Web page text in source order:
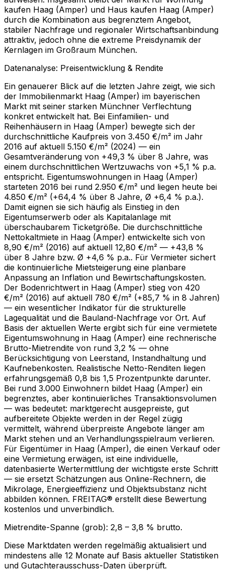
kaufen Haag (Amper) und Haus kaufen Haag (Amper)
durch die Kombination aus begrenztem Angebot,
stabiler Nachfrage und regionaler Wirtschaftsanbindung
attraktiv, jedoch ohne die extreme Preisdynamik der
Kernlagen im Großraum München.
Datenanalyse: Preisentwicklung & Rendite
Ein genauerer Blick auf die letzten Jahre zeigt, wie sich
der Immobilienmarkt Haag (Amper) im bayerischen
Markt mit seiner starken Münchner Verflechtung
konkret entwickelt hat. Bei Einfamilien- und
Reihenhäusern in Haag (Amper) bewegte sich der
durchschnittliche Kaufpreis von 3.450 €/m² im Jahr
2016 auf aktuell 5.150 €/m² (2024) — ein
Gesamtveränderung von +49,3 % über 8 Jahre, was
einem durchschnittlichen Wertzuwachs von +5,1 % p.a.
entspricht. Eigentumswohnungen in Haag (Amper)
starteten 2016 bei rund 2.950 €/m² und liegen heute bei
4.850 €/m² (+64,4 % über 8 Jahre, Ø +6,4 % p.a.).
Damit eignen sie sich häufig als Einstieg in den
Eigentumserwerb oder als Kapitalanlage mit
überschaubarem Ticketgröße. Die durchschnittliche
Nettokaltmiete in Haag (Amper) entwickelte sich von
8,90 €/m² (2016) auf aktuell 12,80 €/m² — +43,8 %
über 8 Jahre bzw. Ø +4,6 % p.a.. Für Vermieter sichert
die kontinuierliche Mietsteigerung eine planbare
Anpassung an Inflation und Bewirtschaftungskosten.
Der Bodenrichtwert in Haag (Amper) stieg von 420
€/m² (2016) auf aktuell 780 €/m² (+85,7 % in 8 Jahren)
— ein wesentlicher Indikator für die strukturelle
Lagequalität und die Bauland-Nachfrage vor Ort. Auf
Basis der aktuellen Werte ergibt sich für eine vermietete
Eigentumswohnung in Haag (Amper) eine rechnerische
Brutto-Mietrendite von rund 3,2 % — ohne
Berücksichtigung von Leerstand, Instandhaltung und
Kaufnebenkosten. Realistische Netto-Renditen liegen
erfahrungsgemäß 0,8 bis 1,5 Prozentpunkte darunter.
Bei rund 3.000 Einwohnern bildet Haag (Amper) ein
begrenztes, aber kontinuierliches Transaktionsvolumen
— was bedeutet: marktgerecht ausgepreiste, gut
aufbereitete Objekte werden in der Regel zügig
vermittelt, während überpreiste Angebote länger am
Markt stehen und an Verhandlungsspielraum verlieren.
Für Eigentümer in Haag (Amper), die einen Verkauf oder
eine Vermietung erwägen, ist eine individuelle,
datenbasierte Wertermittlung der wichtigste erste Schritt
— sie ersetzt Schätzungen aus Online-Rechnern, die
Mikrolage, Energieeffizienz und Objektsubstanz nicht
abbilden können. FREITAG® erstellt diese Bewertung
kostenlos und unverbindlich.
Mietrendite-Spanne (grob): 2,8 – 3,8 % brutto.
Diese Marktdaten werden regelmäßig aktualisiert und
mindestens alle 12 Monate auf Basis aktueller Statistiken
und Gutachterausschuss-Daten überprüft.